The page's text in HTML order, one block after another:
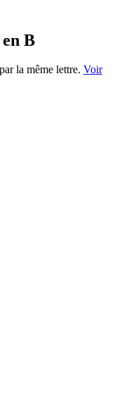
en B
la même lettre. Voir